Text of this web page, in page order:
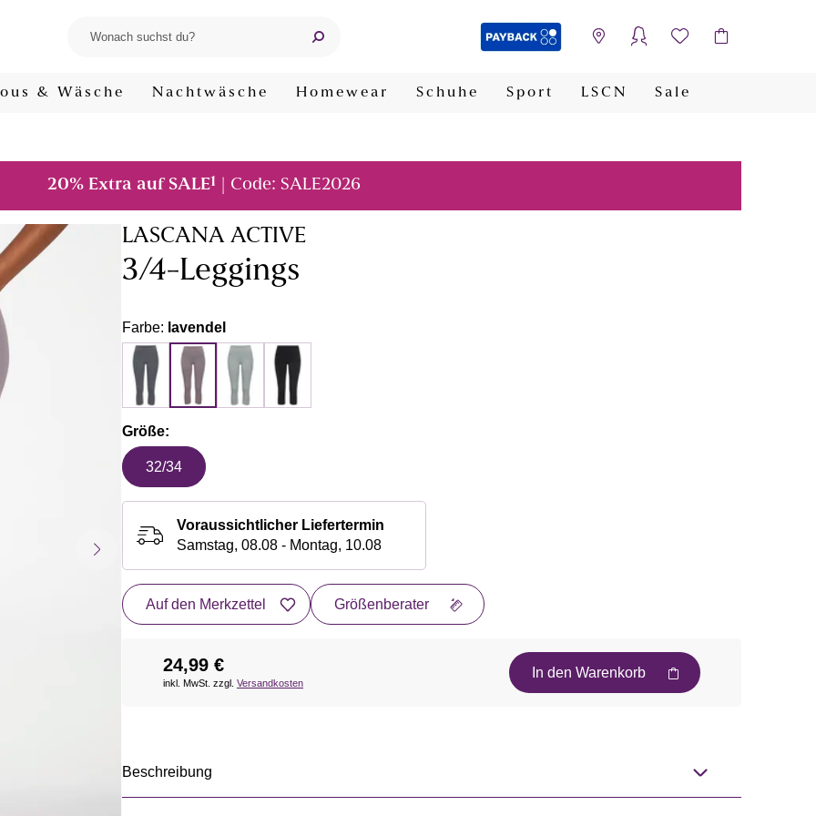
& Wäsche Nachtwäsche Homewear Schuhe Sport LSCN Sale
20% Extra auf SALE1 | Code: SALE2026
LASCANA ACTIVE
3/4-Leggings
Farbe: lavendel
Größe:
32/34
Voraussichtlicher Liefertermin
Samstag, 08.08 - Montag, 10.08
Auf den Merkzettel Größenberater
24,99 €
inkl. MwSt. zzgl. Versandkosten
In den Warenkorb
Beschreibung